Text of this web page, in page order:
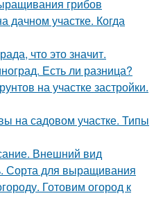
грибов
дачном участке. Когда
что это значит.
Есть ли разница?
на участке застройки.
на садовом участке. Типы
Внешний вид
Сорта для выращивания
Готовим огород к